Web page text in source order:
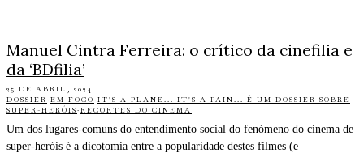
Manuel Cintra Ferreira: o crítico da cinefilia e
da ‘BDfilia’
25 DE ABRIL, 2024
DOSSIER·EM FOCO·IT'S A PLANE... IT'S A PAIN... É UM DOSSIER SOBRE
SUPER-HERÓIS·RECORTES DO CINEMA
Um dos lugares-comuns do entendimento social do fenómeno do cinema de
super-heróis é a dicotomia entre a popularidade destes filmes (e